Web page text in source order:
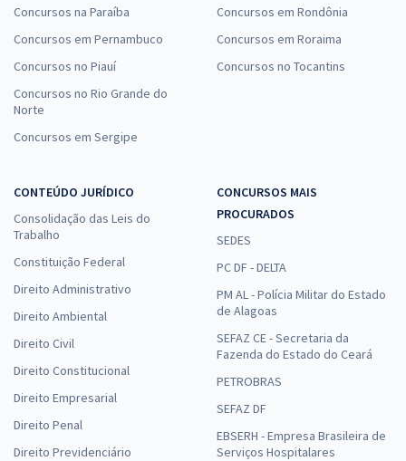
Concursos na Paraíba
Concursos em Pernambuco
Concursos no Piauí
Concursos no Rio Grande do
Norte
Concursos em Sergipe
Concursos em Rondônia
Concursos em Roraima
Concursos no Tocantins
CONTEÚDO JURÍDICO
Consolidação das Leis do
Trabalho
Constituição Federal
Direito Administrativo
Direito Ambiental
Direito Civil
Direito Constitucional
Direito Empresarial
Direito Penal
Direito Previdenciário
CONCURSOS MAIS
PROCURADOS
SEDES
PC DF - DELTA
PM AL - Polícia Militar do Estado
de Alagoas
SEFAZ CE - Secretaria da
Fazenda do Estado do Ceará
PETROBRAS
SEFAZ DF
EBSERH - Empresa Brasileira de
Serviços Hospitalares